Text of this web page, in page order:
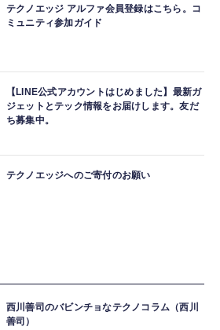
テクノエッジ アルファ会員登録はこちら。コ
ミュニティ参加ガイド
【LINE公式アカウントはじめました】最新ガ
ジェットとテック情報をお届けします。友だ
ち募集中。
テクノエッジへのご寄付のお願い
西川善司のバビンチョなテクノコラム（西川
善司）